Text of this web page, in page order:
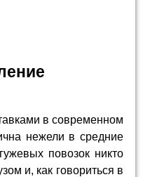
в современном
нежели в средние
повозок никто
и, как говориться в